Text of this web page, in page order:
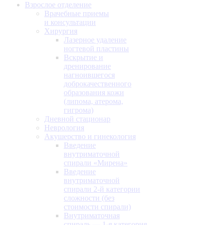
Взрослое отделение
Врачебные приемы
и консультации
Хирургия
Лазерное удаление
ногтевой пластины
Вскрытие и
дренирование
нагноившегося
доброкачественного
образования кожи
(липома, атерома,
гигрома)
Дневной стационар
Неврология
Акушерство и гинекология
Введение
внутриматочной
спирали «Мирена»
Введение
внутриматочной
спирали 2-й категории
сложности (без
стоимости спирали)
Внутриматочная